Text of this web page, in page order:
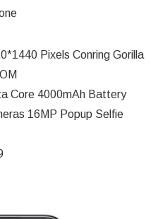
Pixels Conring Gorilla
Core 4000mAh Battery
16MP Popup Selfie